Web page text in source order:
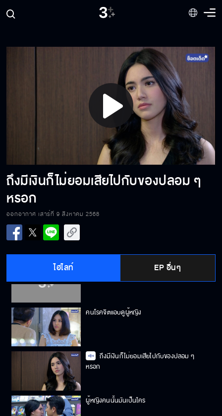
Play
Video
ถึงมีเงินก็ไม่ยอมเสียไปกับของปลอม ๆ
หรอก
ออกอากาศ เสาร์ที่ 9 สิงหาคม 2568
ไฮไลท์ EP อื่นๆ
สิ่งที่มันสูญเสียไปแล้วมันจะไม่มีวันได้คืน
แกมีปัญญาประมูลสร้อยด้วยเหรอ
เจ้านายย่อมมีหน้าที่แก้ปัญหาให้ลูกน้องอยู่แล้ว
ปากดีจริง ๆ นะ
เงินทองมันชดเชยความรู้สึกที่เสียไปไม่ได้
คนโรคจิตแอบดูผู้หญิง
ถึงมีเงินก็ไม่ยอมเสียไปกับของปลอม ๆ
หรอก
ผู้หญิงคนนั้นมันเป็นใคร